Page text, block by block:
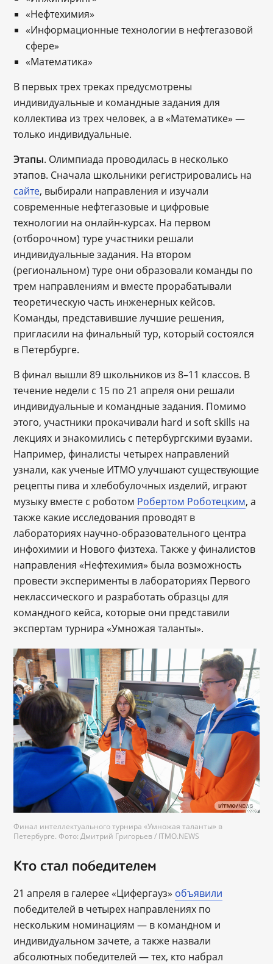
«Нефтехимия»
«Информационные технологии в нефтегазовой
сфере»
«Математика»
В первых трех треках предусмотрены
индивидуальные и командные задания для
коллектива из трех человек, а в «Математике» —
только индивидуальные.
Этапы. Олимпиада проводилась в несколько
этапов. Сначала школьники регистрировались на
сайте, выбирали направления и изучали
современные нефтегазовые и цифровые
технологии на онлайн-курсах. На первом
(отборочном) туре участники решали
индивидуальные задания. На втором
(региональном) туре они образовали команды по
трем направлениям и вместе прорабатывали
теоретическую часть инженерных кейсов.
Команды, представившие лучшие решения,
пригласили на финальный тур, который состоялся
в Петербурге.
В финал вышли 89 школьников из 8–11 классов. В
течение недели с 15 по 21 апреля они решали
индивидуальные и командные задания. Помимо
этого, участники прокачивали hard и soft skills на
лекциях и знакомились с петербургскими вузами.
Например, финалисты четырех направлений
узнали, как ученые ИТМО улучшают существующие
рецепты пива и хлебобулочных изделий, играют
музыку вместе с роботом Робертом Роботецким, а
также какие исследования проводят в
лабораториях научно-образовательного центра
инфохимии и Нового физтеха. Также у финалистов
направления «Нефтехимия» была возможность
провести эксперименты в лабораториях Первого
неклассического и разработать образцы для
командного кейса, которые они представили
экспертам турнира «Умножая таланты».
Финал интеллектуального турнира «Умножая таланты» в
Петербурге. Фото: Дмитрий Григорьев / ITMO.NEWS
Кто стал победителем
21 апреля в галерее «Цифергауз» объявили
победителей в четырех направлениях по
нескольким номинациям — в командном и
индивидуальном зачете, а также назвали
абсолютных победителей ― тех, кто набрал